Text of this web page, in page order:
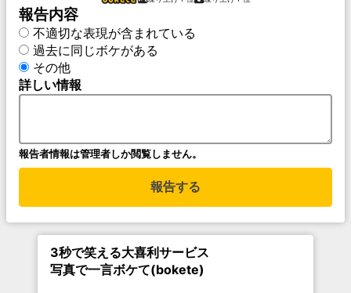
報告内容
不適切な表現が含まれている
過去に同じボケがある
その他
詳しい情報
報告者情報は管理者しか閲覧しません。
報告する
3秒で笑える大喜利サービス
写真で一言ボケて(bokete)